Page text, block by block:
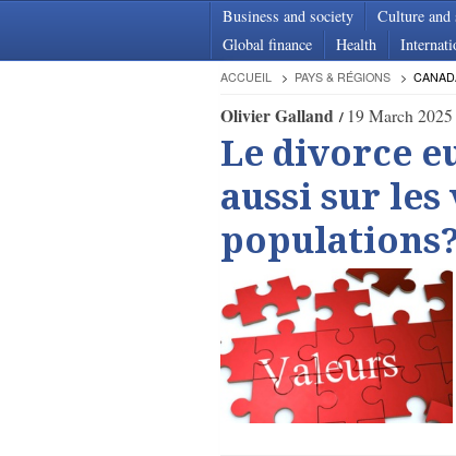
Business and society Culture and
Global finance
Health
ACCUEIL PAYS & RÉGIONS
Olivier Galland 19 March 2025
Le divorce
aussi sur les